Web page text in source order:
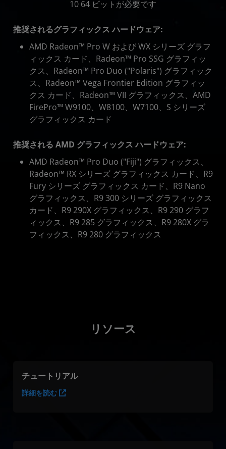
10 64 ビットが必要です
推奨されるグラフィックス ハードウェア:
AMD Radeon™ Pro W および WX シリーズ グラフ
ィックス カード、Radeon™ Pro SSG グラフィッ
クス、Radeon™ Pro Duo ("Polaris") グラフィック
ス、Radeon™ Vega Frontier Edition グラフィッ
クス カード、Radeon™ VII グラフィックス、AMD
FirePro™ W9100、W8100、W7100、S シリーズ
グラフィックス カード
推奨される AMD グラフィックス ハードウェア:
AMD Radeon™ Pro Duo ("Fiji") グラフィックス、
Radeon™ RX シリーズ グラフィックス カード、R9
Fury シリーズ グラフィックス カード、R9 Nano
グラフィックス、R9 300 シリーズ グラフィックス
カード、R9 290X グラフィックス、R9 290 グラフ
ィックス、R9 285 グラフィックス、R9 280X グラ
フィックス、R9 280 グラフィックス
リソース
チュートリアル
詳細を読む